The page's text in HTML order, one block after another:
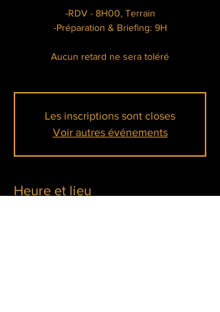
-RDV - 8H00, Terrain
-Préparation & Briefing: 9H
Aucun retard ne sera toléré
Les inscriptions sont closes
Voir autres événements
Heure et lieu